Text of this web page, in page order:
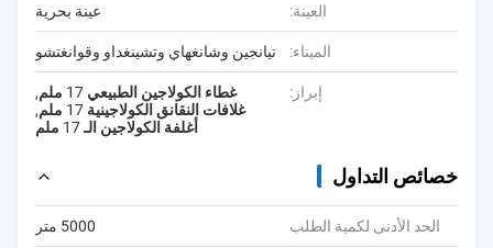
العينة: عينة بحرية
الميناء: تيانجين وشانغهاي وتشينغداو وقوانغتشو
إبراز: غطاء الكولاجين الطبيعي 17 ملم
,
غلافات النقانق الكولاجينية 17 ملم
,
أغلفة الكولاجين الـ 17 ملم
خصائص التداول
الحد الأدنى لكمية الطلب 5000 متر